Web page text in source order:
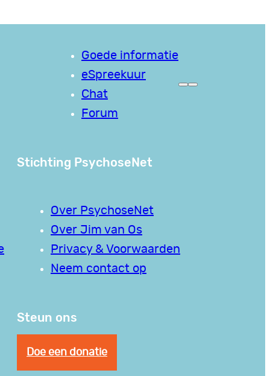
Goede informatie
eSpreekuur
Chat
Forum
Stichting PsychoseNet
Over PsychoseNet
Over Jim van Os
Privacy & Voorwaarden
Neem contact op
Steun ons
Doe een donatie